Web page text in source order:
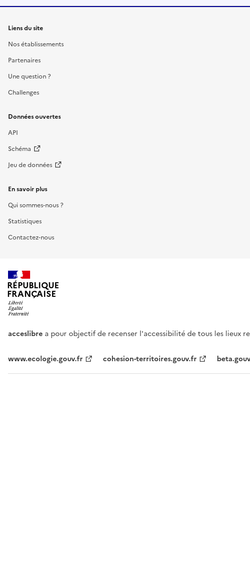
Liens du site
Nos établissements
Partenaires
Une question ?
Challenges
Données ouvertes
API
Schéma
Jeu de données
En savoir plus
Qui sommes-nous ?
Statistiques
Contactez-nous
RÉPUBLIQUE
FRANÇAISE
acceslibre a pour objectif de recenser l'accessibilité de tous les lieux
www.ecologie.gouv.fr cohesion-territoires.gouv.fr